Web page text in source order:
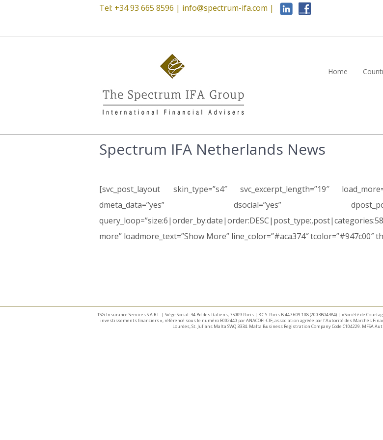
Tel: +34 93 665 8596 | info@spectrum-ifa.com |
Home
Spectrum IFA Netherlands News
[svc_post_layout skin_type=”s4″ svc_excerpt_length=”19″
dmeta_data=”yes” dsocial=”yes”
more” loadmore_text=”Show More” line_color=”#aca374″ tcolor=”#947c00″
TSG Insurance Services S.A.R.L. | Siège Social: 34 Bd des Italiens, 75009 Paris | R.C.S. Paris B 447 609 108 (2003B04384) | « Société de
investissements financiers », référencé sous le numéro E002440 par ANACOFI-CIF, association agréée par l’Autorité des Marchés
Lourdes, St. Julians Malta SWQ 3334. Malta Business Registration Company Code C104229. MFSA